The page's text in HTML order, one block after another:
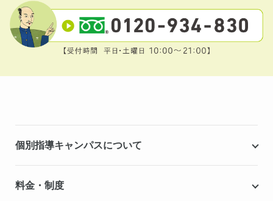
個別指導キャンパスについて
料金・制度